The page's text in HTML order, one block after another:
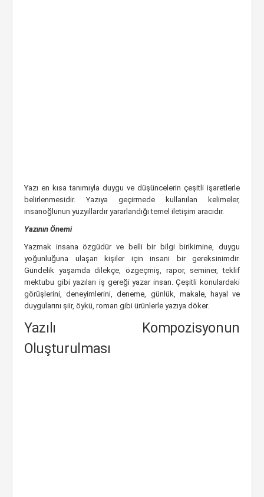
Yazı en kısa tanımıyla duygu ve düşüncelerin çeşitli işaretlerle
belirlenmesidir. Yazıya geçirmede kullanılan kelimeler,
insanoğlunun yüzyıllardır yararlandığı temel iletişim aracıdır.
Yazının Önemi
Yazmak insana özgüdür ve belli bir bilgi birikimine, duygu
yoğunluğuna ulaşan kişiler için insani bir gereksinimdir.
Gündelik yaşamda dilekçe, özgeçmiş, rapor, seminer, teklif
mektubu gibi yazıları iş gereği yazar insan. Çeşitli konulardaki
görüşlerini, deneyimlerini, deneme, günlük, makale, hayal ve
duygularını şiir, öykü, roman gibi ürünlerle yazıya döker.
Yazılı Kompozisyonun
Oluşturulması